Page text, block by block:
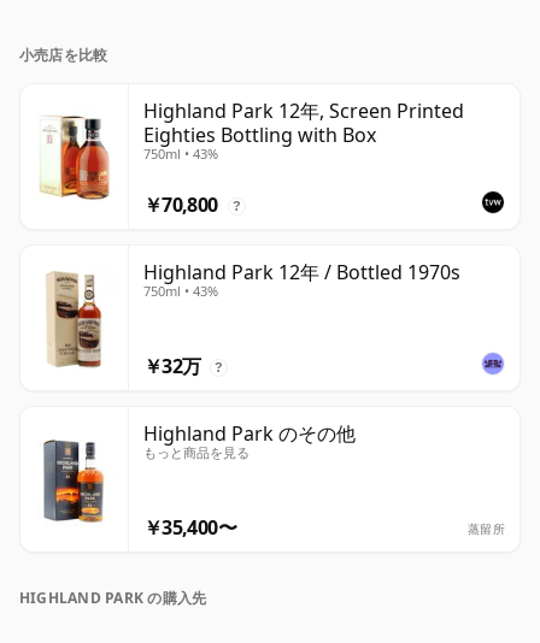
小売店を比較
Highland Park 12年, Screen Printed
Eighties Bottling with Box
750ml • 43%
￥70,800 ?
Highland Park 12年 / Bottled 1970s
750ml • 43%
￥32万 ?
Highland Park のその他
もっと商品を見る
￥35,400〜 蒸留所
HIGHLAND PARK の購入先